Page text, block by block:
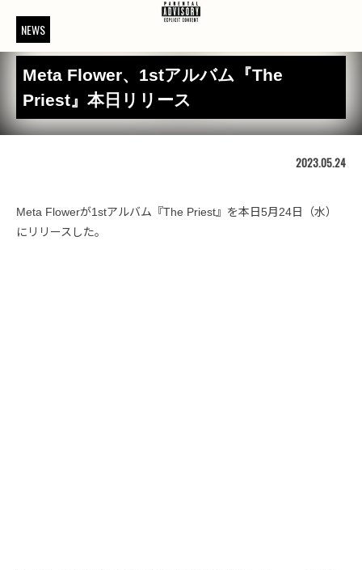
NEWS
Meta Flower、1stアルバム『The
Priest』本日リリース
2023.05.24
Meta Flowerが1stアルバム『The Priest』を本日5月24日（水）
にリリースした。